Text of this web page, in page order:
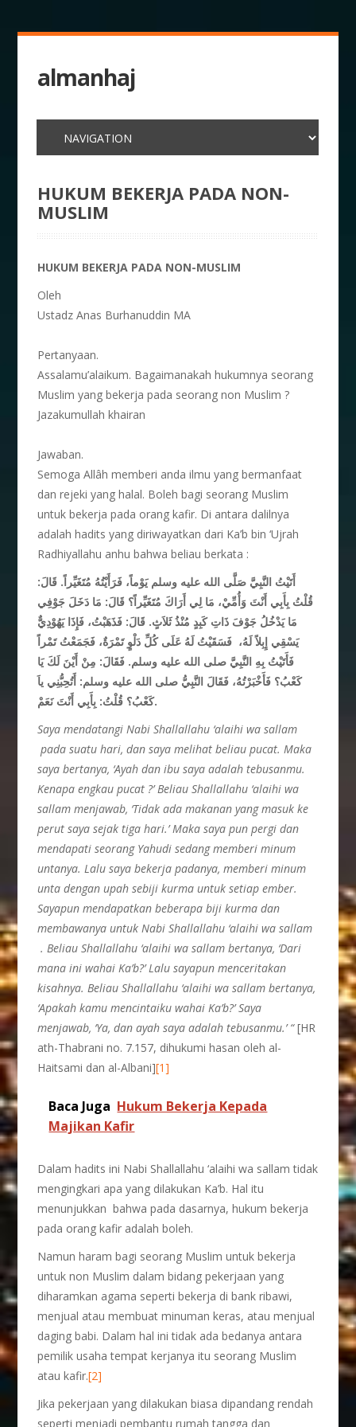
almanhaj
HUKUM BEKERJA PADA NON-
MUSLIM
HUKUM BEKERJA PADA NON-MUSLIM
Oleh
Ustadz Anas Burhanuddin MA
Pertanyaan.
Assalamu’alaikum. Bagaimanakah hukumnya seorang
Muslim yang bekerja pada seorang non Muslim ?
Jazakumullah khairan
Jawaban.
Semoga Allâh memberi anda ilmu yang bermanfaat
dan rejeki yang halal. Boleh bagi seorang Muslim
untuk bekerja pada orang kafir. Di antara dalilnya
adalah hadits yang diriwayatkan dari Ka’b bin ‘Ujrah
Radhiyallahu anhu bahwa beliau berkata :
أَتَيْتُ النَّبِيَّ صَلَّى الله عليه وسلم يَوْماً، فَرَأَيْتُهُ مُتَغَيِّراً. قَالَ:
قُلْتُ بِأَبِي أَنْتَ وَأُمِّيْ، مَا لِي أَرَاكَ مُتَغَيِّراً؟ قَالَ: مَا دَخَلَ جَوْفِي
مَا يَدْخُلُ جَوْفَ ذَاتِ كَبِدٍ مُنْذُ ثَلاَثٍ. قَالَ: فَذَهَبْتُ، فَإِذَا يَهُوْدِيٌّ
يَسْقِي إِبِلاً لَهُ، فَسَقَيْتُ لَهُ عَلَى كُلِّ دَلْوٍ تَمْرَةٌ، فَجَمَعْتُ تَمْراً
فَأَتَيْتُ بِهِ النَّبِيَّ صلى الله عليه وسلم. فَقَالَ: مِنْ أَيْنَ لَكَ يَا
كَعْبُ؟ فَأَخْبَرْتُهُ، فَقَالَ النَّبِيُّ صلى الله عليه وسلم: أَتُحِبُّنِي ياَ
كَعْبُ؟ قُلْتُ: بِأَبِي أَنْتَ نَعَمْ.
Saya mendatangi Nabi Shallallahu ‘alaihi wa sallam
pada suatu hari, dan saya melihat beliau pucat. Maka
saya bertanya, ‘Ayah dan ibu saya adalah tebusanmu.
Kenapa engkau pucat ?’ Beliau Shallallahu ‘alaihi wa
sallam menjawab, ‘Tidak ada makanan yang masuk ke
perut saya sejak tiga hari.’ Maka saya pun pergi dan
mendapati seorang Yahudi sedang memberi minum
untanya. Lalu saya bekerja padanya, memberi minum
unta dengan upah sebiji kurma untuk setiap ember.
Sayapun mendapatkan beberapa biji kurma dan
membawanya untuk Nabi Shallallahu ‘alaihi wa sallam
. Beliau Shallallahu ‘alaihi wa sallam bertanya, ‘Dari
mana ini wahai Ka’b?’ Lalu sayapun menceritakan
kisahnya. Beliau Shallallahu ‘alaihi wa sallam bertanya,
‘Apakah kamu mencintaiku wahai Ka’b?’ Saya
menjawab, ‘Ya, dan ayah saya adalah tebusanmu.’ “[HR
ath-Thabrani no. 7.157, dihukumi hasan oleh al-
Haitsami dan al-Albani][1]
Baca Juga Hukum Bekerja Kepada
Majikan Kafir
Dalam hadits ini Nabi Shallallahu ‘alaihi wa sallam tidak
mengingkari apa yang dilakukan Ka’b. Hal itu
menunjukkan bahwa pada dasarnya, hukum bekerja
pada orang kafir adalah boleh.
Namun haram bagi seorang Muslim untuk bekerja
untuk non Muslim dalam bidang pekerjaan yang
diharamkan agama seperti bekerja di bank ribawi,
menjual atau membuat minuman keras, atau menjual
daging babi. Dalam hal ini tidak ada bedanya antara
pemilik usaha tempat kerjanya itu seorang Muslim
atau kafir.[2]
Jika pekerjaan yang dilakukan biasa dipandang rendah
seperti menjadi pembantu rumah tangga dan